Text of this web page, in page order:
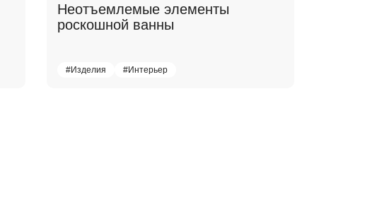
Неотъемлемые элементы
роскошной ванны
#Изделия #Интерьер